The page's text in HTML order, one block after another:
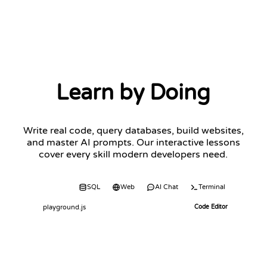
Learn by Doing
Write real code, query databases, build websites,
and master AI prompts. Our interactive lessons
cover every skill modern developers need.
SQL Web AI Chat Terminal
playground.js Code Editor